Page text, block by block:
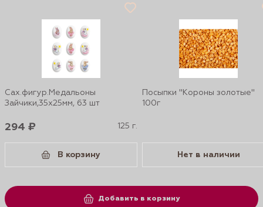
Сах.фигур.Медальоны
Зайчики,35х25мм, 63 шт
294 ₽ 125 г.
В корзину
Посыпки "Короны золотые"
100г
Нет в наличии
Добавить в корзину